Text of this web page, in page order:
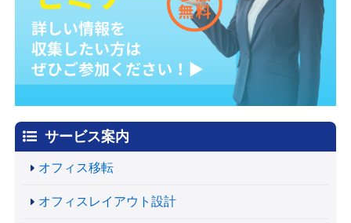
サービス案内
オフィス移転
オフィスレイアウト設計